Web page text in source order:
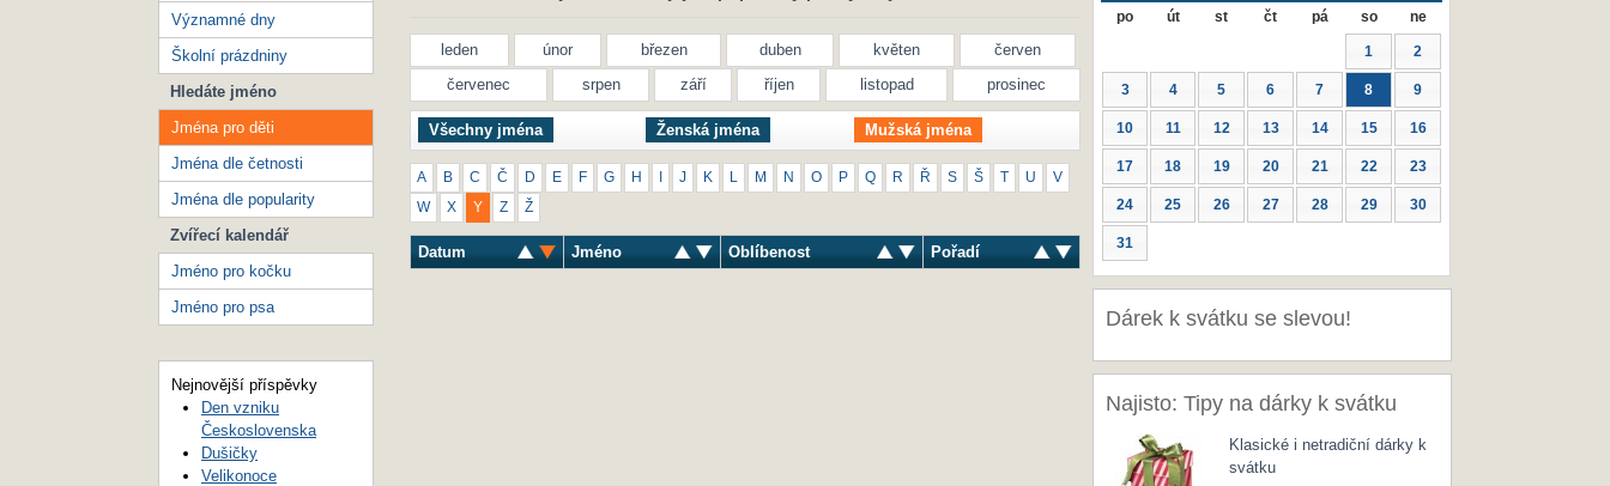
leden únor březen duben květen
červen
červenec
srpen září říjen listopad prosinec
Všechny jména Ženská jména Mužská jména
A B C Č D E F G H J K M N O P Q R Ř S Š T U V
W X Y Z Ž
Datum Jméno Oblíbenost Pořadí
po út st čt pá so ne
1 2
3 4 5 6 7 8 9
10 11 12 13 14 15 16
17 18 19 20 21 22 23
24 25 26 27 28 29 30
31
Dárek k svátku se slevou!
Najisto: Tipy na dárky k svátku
Klasické i netradiční dárky k
svátku
Významné dny
Školní prázdniny
Hledáte jméno
Jména pro děti
Jména dle četnosti
Jména dle popularity
Zvířecí kalendář
Jméno pro kočku
Jméno pro psa
Nejnovější příspěvky
Den vzniku
Československa
Dušičky
Velikonoce